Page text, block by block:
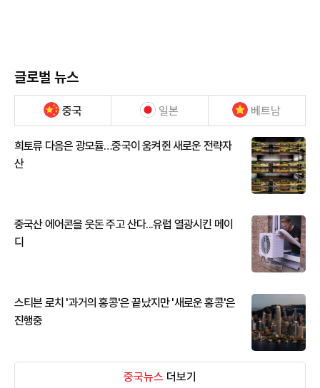
글로벌 뉴스
중국 일본 베트남
희토류 다음은 광모듈…중국이 움켜쥔 새로운 전략자
산
중국산 에어콘을 웃돈 주고 산다...유럽 열광시킨 메이
디
스티븐 로치 '과거의 홍콩'은 끝났지만 '새로운 홍콩'은
진행중
중국뉴스 더보기